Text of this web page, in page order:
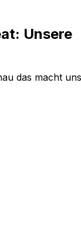
Unsere
das macht uns